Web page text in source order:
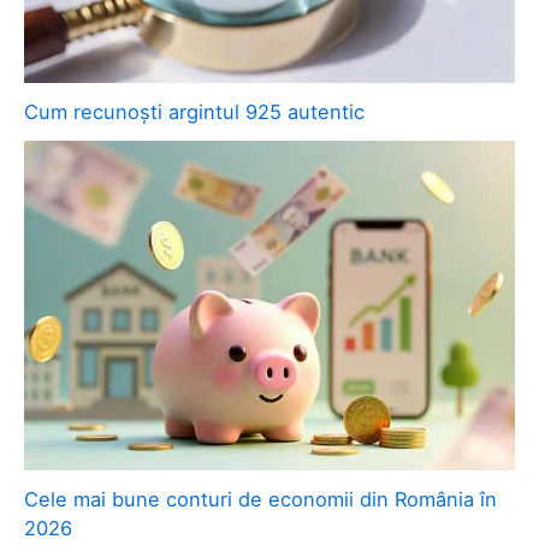
Cum recunoști argintul 925 autentic
Cele mai bune conturi de economii din România în
2026